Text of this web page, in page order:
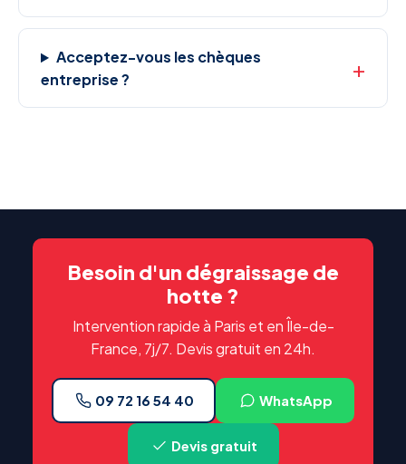
Acceptez-vous les chèques
entreprise ?
Besoin d'un dégraissage de
hotte ?
Intervention rapide à Paris et en Île-de-
France, 7j/7. Devis gratuit en 24h.
09 72 16 54 40 WhatsApp
Devis gratuit